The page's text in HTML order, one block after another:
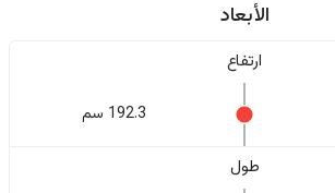
الأبعاد
ارتفاع
192.3 سم
طول